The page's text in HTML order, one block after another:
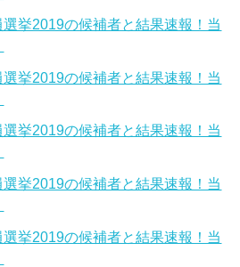
挙2019の候補者と結果速報！当
挙2019の候補者と結果速報！当
挙2019の候補者と結果速報！当
挙2019の候補者と結果速報！当
挙2019の候補者と結果速報！当